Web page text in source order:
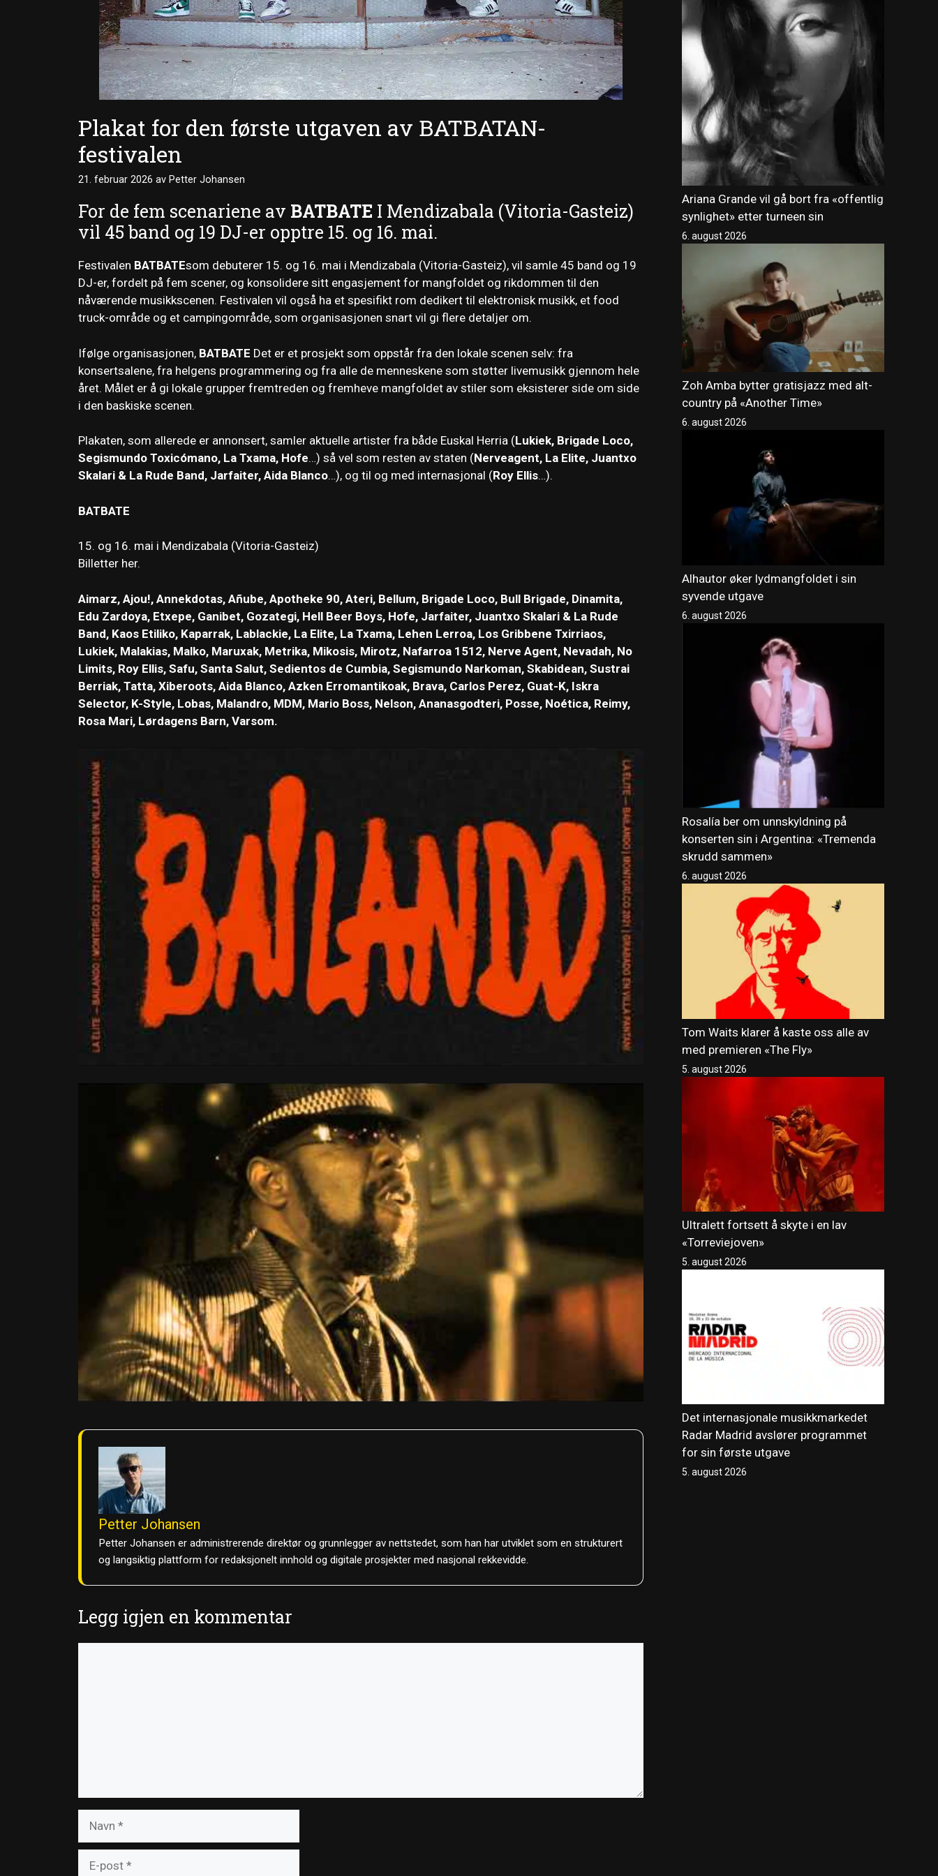
Plakat for den første utgaven av BATBATAN-
festivalen
21. februar 2026 av Petter Johansen
For de fem scenariene av BATBATE I Mendizabala (Vitoria-Gasteiz)
vil 45 band og 19 DJ-er opptre 15. og 16. mai.
Festivalen BATBATEsom debuterer 15. og 16. mai i Mendizabala (Vitoria-Gasteiz), vil samle 45 band og 19
DJ-er, fordelt på fem scener, og konsolidere sitt engasjement for mangfoldet og rikdommen til den
nåværende musikkscenen. Festivalen vil også ha et spesifikt rom dedikert til elektronisk musikk, et food
truck-område og et campingområde, som organisasjonen snart vil gi flere detaljer om.
Ifølge organisasjonen, BATBATE Det er et prosjekt som oppstår fra den lokale scenen selv: fra
konsertsalene, fra helgens programmering og fra alle de menneskene som støtter livemusikk gjennom hele
året. Målet er å gi lokale grupper fremtreden og fremheve mangfoldet av stiler som eksisterer side om side
i den baskiske scenen.
Plakaten, som allerede er annonsert, samler aktuelle artister fra både Euskal Herria (Lukiek, Brigade Loco,
Segismundo Toxicómano, La Txama, Hofe…) så vel som resten av staten (Nerveagent, La Elite, Juantxo
Skalari & La Rude Band, Jarfaiter, Aida Blanco…), og til og med internasjonal (Roy Ellis…).
BATBATE
15. og 16. mai i Mendizabala (Vitoria-Gasteiz)
Billetter her.
Aimarz, Ajou!, Annekdotas, Añube, Apotheke 90, Ateri, Bellum, Brigade Loco, Bull Brigade, Dinamita,
Edu Zardoya, Etxepe, Ganibet, Gozategi, Hell Beer Boys, Hofe, Jarfaiter, Juantxo Skalari & La Rude
Band, Kaos Etiliko, Kaparrak, Lablackie, La Elite, La Txama, Lehen Lerroa, Los Gribbene Txirriaos,
Lukiek, Malakias, Malko, Maruxak, Metrika, Mikosis, Mirotz, Nafarroa 1512, Nerve Agent, Nevadah, No
Limits, Roy Ellis, Safu, Santa Salut, Sedientos de Cumbia, Segismundo Narkoman, Skabidean, Sustrai
Berriak, Tatta, Xiberoots, Aida Blanco, Azken Erromantikoak, Brava, Carlos Perez, Guat-K, Iskra
Selector, K-Style, Lobas, Malandro, MDM, Mario Boss, Nelson, Ananasgodteri, Posse, Noética, Reimy,
Rosa Mari, Lørdagens Barn, Varsom.
Petter Johansen
Petter Johansen er administrerende direktør og grunnlegger av nettstedet, som han har utviklet som en strukturert
og langsiktig plattform for redaksjonelt innhold og digitale prosjekter med nasjonal rekkevidde.
Legg igjen en kommentar
Ariana Grande vil gå bort fra «offentlig
synlighet» etter turneen sin
6. august 2026
Zoh Amba bytter gratisjazz med alt-
country på «Another Time»
6. august 2026
Alhautor øker lydmangfoldet i sin
syvende utgave
6. august 2026
Rosalía ber om unnskyldning på
konserten sin i Argentina: «Tremenda
skrudd sammen»
6. august 2026
Tom Waits klarer å kaste oss alle av
med premieren «The Fly»
5. august 2026
Ultralett fortsett å skyte i en lav
«Torreviejoven»
5. august 2026
Det internasjonale musikkmarkedet
Radar Madrid avslører programmet
for sin første utgave
5. august 2026